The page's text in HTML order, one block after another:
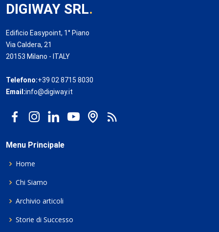
DIGIWAY SRL.
Edificio Easypoint, 1° Piano
Via Caldera, 21
20153 Milano - ITALY
Telefono:+39 02 8715 8030
Email:info@digiway.it
Menu Principale
Home
Chi Siamo
Archivio articoli
Storie di Successo